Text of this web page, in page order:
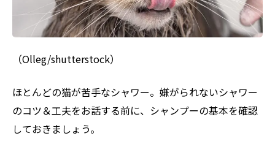
（Olleg/shutterstock）
ほとんどの猫が苦手なシャワー。嫌がられないシャワー
のコツ＆工夫をお話する前に、シャンプーの基本を確認
しておきましょう。